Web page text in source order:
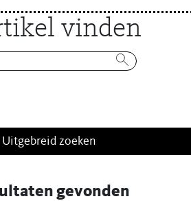
vinden
Uitgebreid zoeken
gevonden